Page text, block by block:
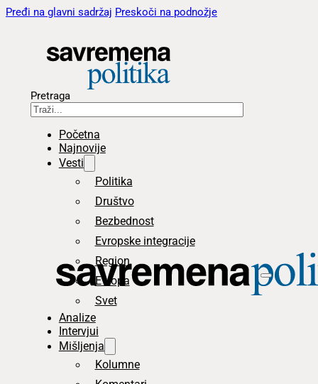
Pređi na glavni sadržaj Preskoči na podnožje
Pretraga
Početna
Najnovije
Vesti
Politika
Društvo
Bezbednost
Evropske integracije
Region
Evropa
Svet
Analize
Intervjui
Mišljenja
Kolumne